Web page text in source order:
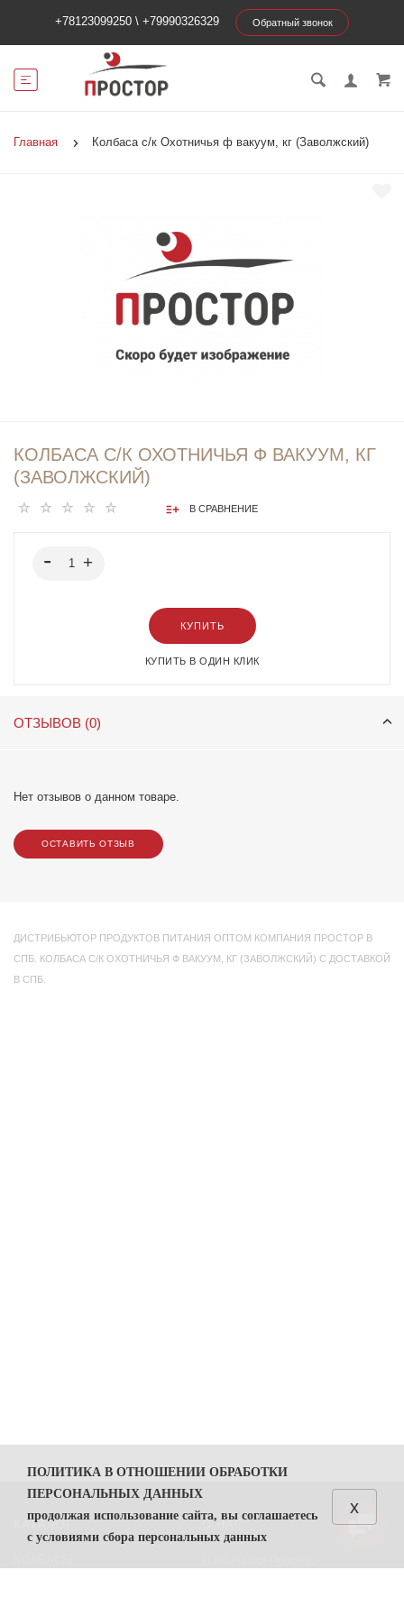
+78123099250 \ +79990326329 Обратный звонок
Главная Колбаса с/к Охотничья ф вакуум, кг (Заволжский)
КОЛБАСА С/К ОХОТНИЧЬЯ Ф ВАКУУМ, КГ
(ЗАВОЛЖСКИЙ)
В СРАВНЕНИЕ
КУПИТЬ
КУПИТЬ В ОДИН КЛИК
ОТЗЫВОВ (0)
Нет отзывов о данном товаре.
ОСТАВИТЬ ОТЗЫВ
ДИСТРИБЬЮТОР ПРОДУКТОВ ПИТАНИЯ ОПТОМ КОМПАНИЯ ПРОСТОР В
СПБ. КОЛБАСА С/К ОХОТНИЧЬЯ Ф ВАКУУМ
КГ (ЗАВОЛЖСКИЙ) С ДОСТАВКОЙ
В СПБ.
КАТАЛОГ О НАС
ПОЛИТИКА В ОТНОШЕНИИ ОБРАБОТКИ
ПЕРСОНАЛЬНЫХ ДАННЫХ
продолжая использование сайта, вы соглашаетесь
с условиями сбора персональных данных
x